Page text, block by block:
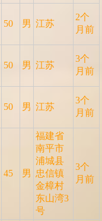
50 男 江苏
2个
月前
50 男 江苏
3个
月前
50 男 江苏
3个
月前
45 男
福建省
南平市
浦城县
忠信镇
金樟村
东山湾3
号
3个
月前